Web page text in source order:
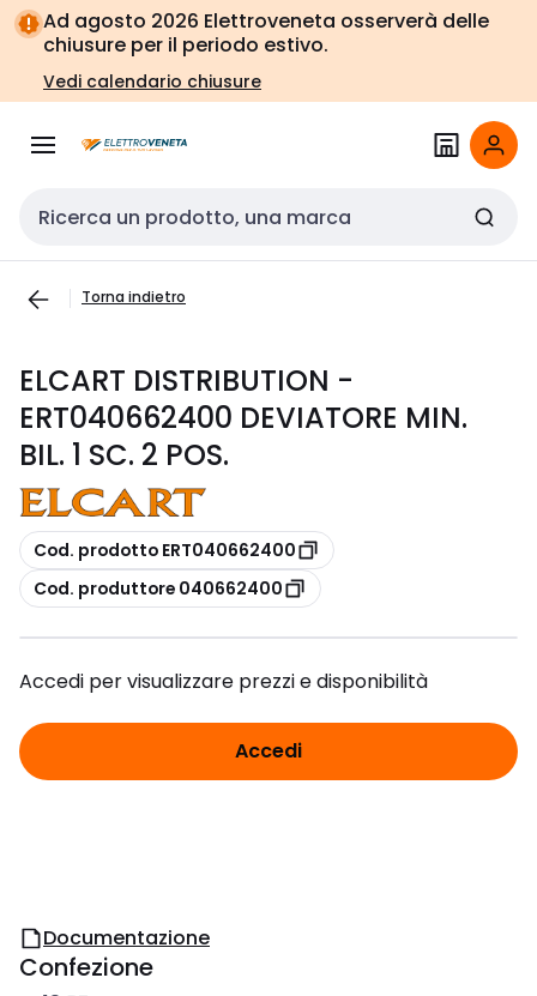
Vai alla
navigazione
Vai
alla
pagina
Ad agosto 2026 Elettroveneta osserverà delle
chiusure per il periodo estivo.
Vedi calendario chiusure
Cerca input
Torna indietro
ELCART DISTRIBUTION -
ERT040662400 DEVIATORE MIN.
BIL. 1 SC. 2 POS.
copia
Cod. prodotto ERT040662400
copia
Cod. produttore 040662400
Accedi per visualizzare prezzi e disponibilità
Accedi
Documentazione
Confezione